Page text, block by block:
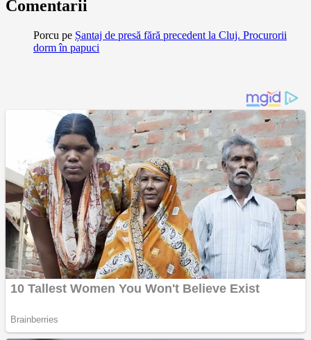
Comentarii
Porcu pe Șantaj de presă fără precedent la Cluj. Procurorii
dorm în papuci